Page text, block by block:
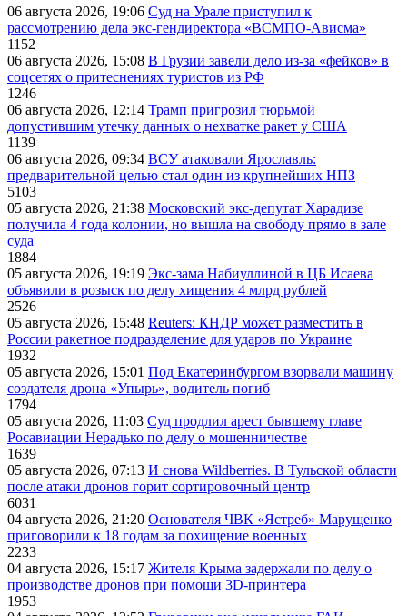
06 августа 2026, 19:06 Суд на Урале приступил к
рассмотрению дела экс-гендиректора «ВСМПО-Ависма»
1152
06 августа 2026, 15:08 В Грузии завели дело из-за «фейков» в
соцсетях о притеснениях туристов из РФ
1246
06 августа 2026, 12:14 Трамп пригрозил тюрьмой
допустившим утечку данных о нехватке ракет у США
1139
06 августа 2026, 09:34 ВСУ атаковали Ярославль:
предварительной целью стал один из крупнейших НПЗ
5103
05 августа 2026, 21:38 Московский экс-депутат Харадизе
получила 4 года колонии, но вышла на свободу прямо в зале
суда
1884
05 августа 2026, 19:19 Экс-зама Набиуллиной в ЦБ Исаева
объявили в розыск по делу хищения 4 млрд рублей
2526
05 августа 2026, 15:48 Reuters: КНДР может разместить в
России ракетное подразделение для ударов по Украине
1932
05 августа 2026, 15:01 Под Екатеринбургом взорвали машину
создателя дрона «Упырь», водитель погиб
1794
05 августа 2026, 11:03 Суд продлил арест бывшему главе
Росавиации Нерадько по делу о мошенничестве
1639
05 августа 2026, 07:13 И снова Wildberries. В Тульской области
после атаки дронов горит сортировочный центр
6031
04 августа 2026, 21:20 Основателя ЧВК «Ястреб» Марущенко
приговорили к 18 годам за похищение военных
2233
04 августа 2026, 15:17 Жителя Крыма задержали по делу о
производстве дронов при помощи 3D‑принтера
1953